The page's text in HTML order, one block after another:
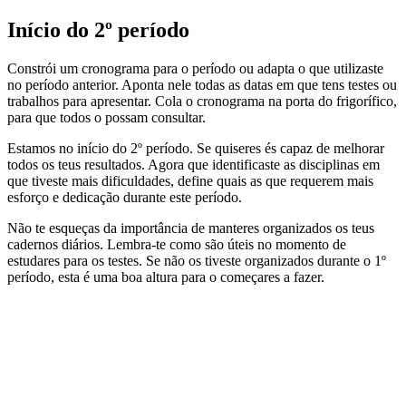
Início do 2º período
Constrói um cronograma para o período ou adapta o que utilizaste
no período anterior. Aponta nele todas as datas em que tens testes ou
trabalhos para apresentar. Cola o cronograma na porta do frigorífico,
para que todos o possam consultar.
Estamos no início do 2º período. Se quiseres és capaz de melhorar
todos os teus resultados. Agora que identificaste as disciplinas em
que tiveste mais dificuldades, define quais as que requerem mais
esforço e dedicação durante este período.
Não te esqueças da importância de manteres organizados os teus
cadernos diários. Lembra-te como são úteis no momento de
estudares para os testes. Se não os tiveste organizados durante o 1º
período, esta é uma boa altura para o começares a fazer.